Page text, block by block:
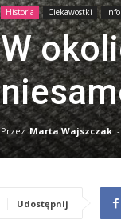
Historia Ciekawostki
W
Przez Marta Wajszczak -
Udostępnij